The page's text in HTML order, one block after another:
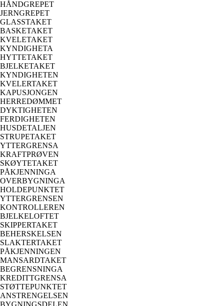
HÅNDGREPET
JERNGREPET
GLASSTAKET
BASKETAKET
KVELETAKET
KYNDIGHETA
HYTTETAKET
BJELKETAKET
KYNDIGHETEN
KVELERTAKET
KAPUSJONGEN
HERREDØMMET
DYKTIGHETEN
FERDIGHETEN
HUSDETALJEN
STRUPETAKET
YTTERGRENSA
KRAFTPRØVEN
SKØYTETAKET
PÅKJENNINGA
OVERBYGNINGA
HOLDEPUNKTET
YTTERGRENSEN
KONTROLLEREN
BJELKELOFTET
SKIPPERTAKET
BEHERSKELSEN
SLAKTERTAKET
PÅKJENNINGEN
MANSARDTAKET
BEGRENSNINGA
KREDITTGRENSA
STØTTEPUNKTET
ANSTRENGELSEN
BYGNINGSDELEN